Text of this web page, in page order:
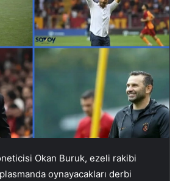
Okan Buruk, ezeli rakibi
oynayacakları derbi